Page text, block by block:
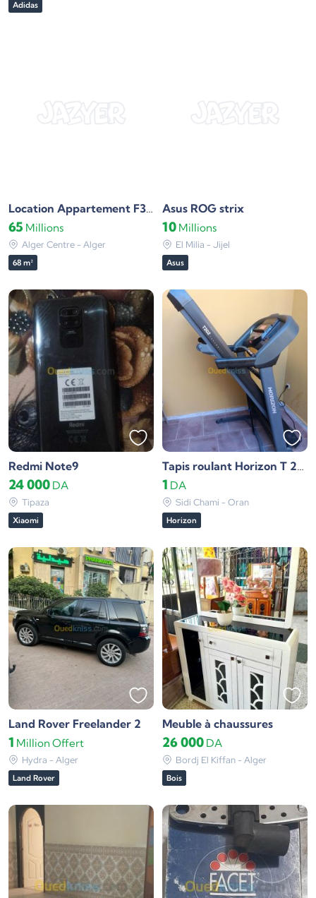
Adidas
Location Appartement F3 Alger centre
65 Millions
Alger Centre - Alger
68 m²
Asus ROG strix
10 Millions
El Milia - Jijel
Asus
Redmi Note9
24 000 DA
Tipaza
Xiaomi
Tapis roulant Horizon T 202
1 DA
Sidi Chami - Oran
Horizon
Land Rover Freelander 2
1 Million Offert
Hydra - Alger
Land Rover
Meuble à chaussures
26 000 DA
Bordj El Kiffan - Alger
Bois